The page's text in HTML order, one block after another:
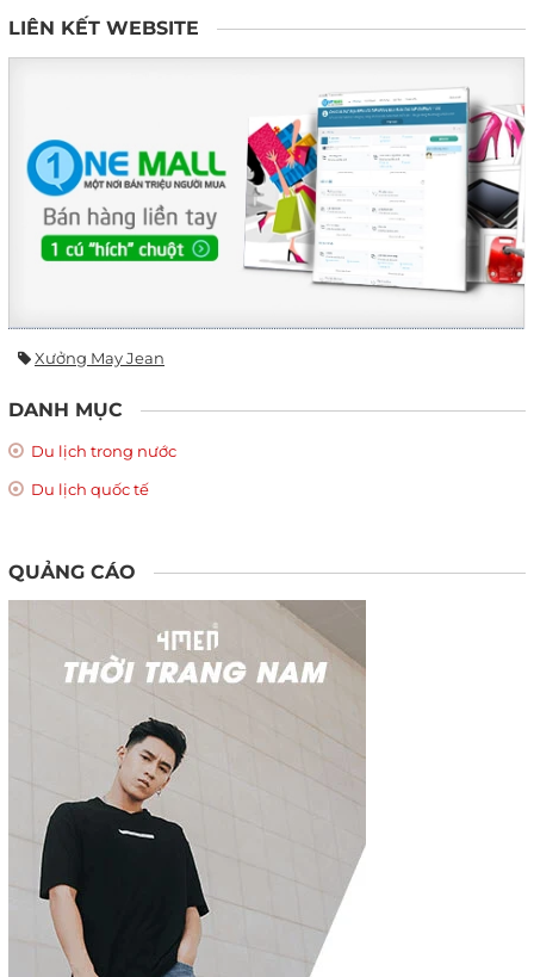
LIÊN KẾT WEBSITE
Xưởng May Jean
DANH MỤC
Du lịch trong nước
Du lịch quốc tế
QUẢNG CÁO